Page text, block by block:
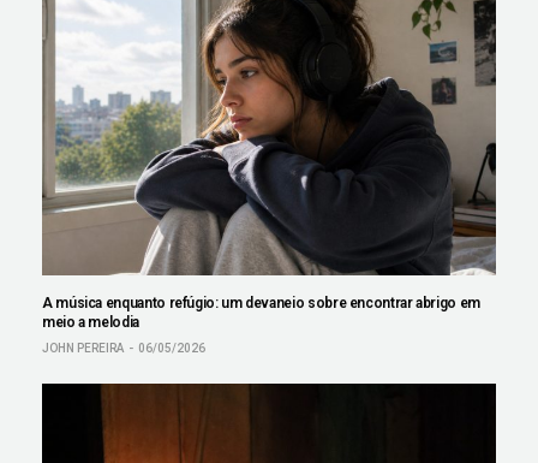
A música enquanto refúgio: um devaneio sobre encontrar abrigo em
meio a melodia
JOHN PEREIRA 06/05/2026